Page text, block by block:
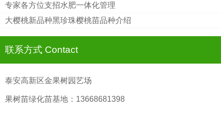
专家各方位支招水肥一体化管理
大樱桃新品种黑珍珠樱桃苗品种介绍
联系方式 Contact
泰安高新区金果树园艺场
果树苗绿化苗基地：13668681398